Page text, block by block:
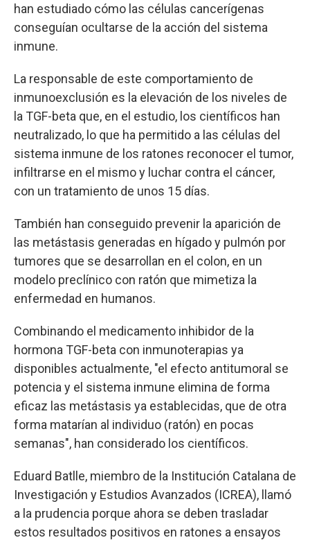
han estudiado cómo las células cancerígenas
conseguían ocultarse de la acción del sistema
inmune.
La responsable de este comportamiento de
inmunoexclusión es la elevación de los niveles de
la TGF-beta que, en el estudio, los científicos han
neutralizado, lo que ha permitido a las células del
sistema inmune de los ratones reconocer el tumor,
infiltrarse en el mismo y luchar contra el cáncer,
con un tratamiento de unos 15 días.
También han conseguido prevenir la aparición de
las metástasis generadas en hígado y pulmón por
tumores que se desarrollan en el colon, en un
modelo preclínico con ratón que mimetiza la
enfermedad en humanos.
Combinando el medicamento inhibidor de la
hormona TGF-beta con inmunoterapias ya
disponibles actualmente, "el efecto antitumoral se
potencia y el sistema inmune elimina de forma
eficaz las metástasis ya establecidas, que de otra
forma matarían al individuo (ratón) en pocas
semanas", han considerado los científicos.
Eduard Batlle, miembro de la Institución Catalana de
Investigación y Estudios Avanzados (ICREA), llamó
a la prudencia porque ahora se deben trasladar
estos resultados positivos en ratones a ensayos